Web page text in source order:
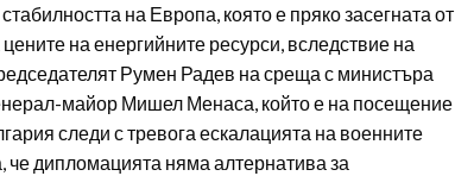
на Европа, която е пряко засегната от
на енергийните ресурси, вследствие на
Румен Радев на среща с министъра
майор Мишел Менаса, който е на посещение
следи с тревога ескалацията на военните
че дипломацията няма алтернатива за